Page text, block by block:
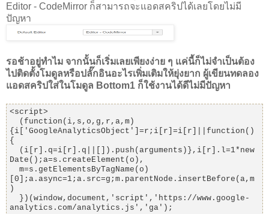
Editor - CodeMirror ก็สามารถจะแอดสคริปได้เลยโดยไม่มี
ปัญหา
รอช้าอยู่ทำไม จากนั้นก็เริ่มเลยเพียงง่าย ๆ แค่นี้ก็ไม่จำเป็นต้อง
ไปติดตั้งโมดูลหรือปลั๊กอินอะไรเพิ่มเติมให้ยุ่งยาก ผู้เขียนทดลอง
แอดสคริปใส่ในโมดูล Bottom1 ก็ใช้งานได้ดีไม่มีปัญหา
<script>
(function(i,s,o,g,r,a,m)
{i['GoogleAnalyticsObject']=r;i[r]=i[r]||function()
{
(i[r].q=i[r].q||[]).push(arguments)},i[r].l=1*new
Date();a=s.createElement(o),
m=s.getElementsByTagName(o)
[0];a.async=1;a.src=g;m.parentNode.insertBefore(a,m
)
})(window,document,'script','https://www.google-
analytics.com/analytics.js','ga');